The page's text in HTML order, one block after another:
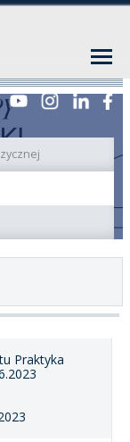
Praktyka